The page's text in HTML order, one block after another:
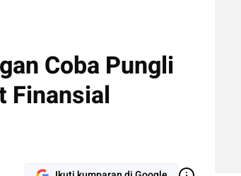
Coba Pungli
Finansial